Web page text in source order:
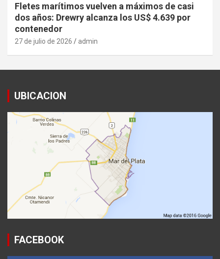
Fletes marítimos vuelven a máximos de casi
dos años: Drewry alcanza los US$ 4.639 por
contenedor
27 de julio de 2026 admin
UBICACION
FACEBOOK